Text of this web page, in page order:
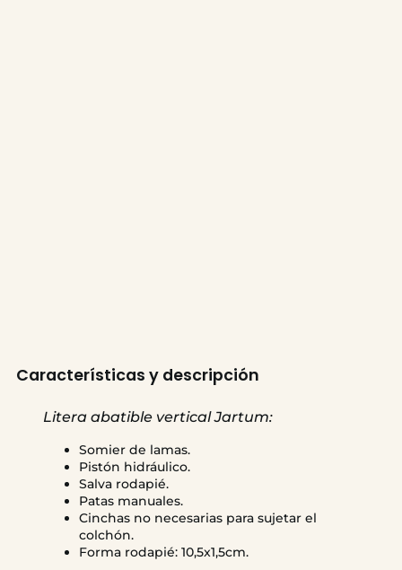
Características y descripción
Litera abatible vertical Jartum:
Somier de lamas.
Pistón hidráulico.
Salva rodapié.
Patas manuales.
Cinchas no necesarias para sujetar el
colchón.
Forma rodapié: 10,5x1,5cm.